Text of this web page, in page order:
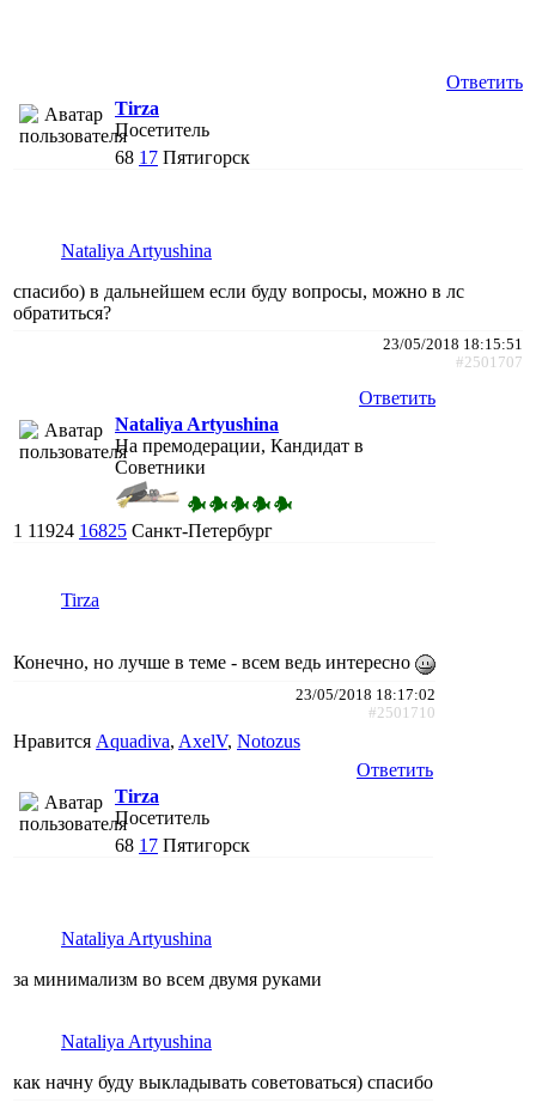
Ответить
Tirza
Посетитель
68 17 Пятигорск
Nataliya Artyushina
спасибо) в дальнейшем если буду вопросы, можно в лс
обратиться?
23/05/2018 18:15:51
#2501707
Ответить
Nataliya Artyushina
На премодерации, Кандидат в
Советники
1 11924 16825 Санкт-Петербург
Tirza
Конечно, но лучше в теме - всем ведь интересно
23/05/2018 18:17:02
#2501710
Нравится Aquadiva, AxelV, Notozus
Ответить
Tirza
Посетитель
68 17 Пятигорск
Nataliya Artyushina
за минимализм во всем двумя руками
Nataliya Artyushina
как начну буду выкладывать советоваться) спасибо